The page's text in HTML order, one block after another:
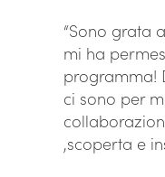
“Sono grata
mi ha
programma!
ci sono per
,scoperta e